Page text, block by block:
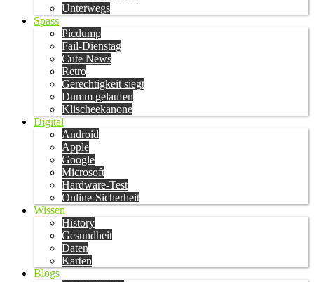
Unterwegs
Spass
Picdump
Fail-Dienstag
Cute News
Retro
Gerechtigkeit siegt
Dumm gelaufen
Klischeekanone
Digital
Android
Apple
Google
Microsoft
Hardware-Test
Online-Sicherheit
Wissen
History
Gesundheit
Daten
Karten
Blogs